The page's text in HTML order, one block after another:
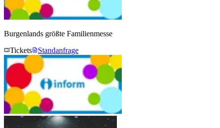
Burgenlands größte Familienmesse
Tickets
Standanfrage